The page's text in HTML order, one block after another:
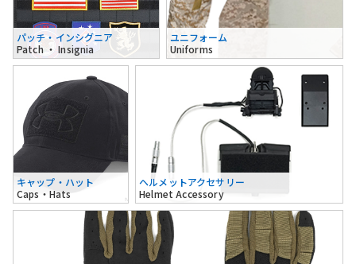
パッチ・インシグニア
Patch ・ Insignia
ユニフォーム
Uniforms
キャップ・ハット
Caps・Hats
ヘルメットアクセサリー
Helmet Accessory